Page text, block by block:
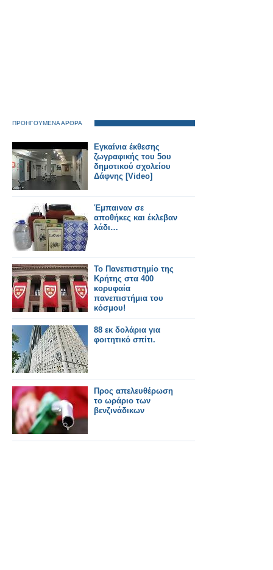
ΠΡΟΗΓΟΥΜΕΝΑ ΑΡΘΡΑ
Εγκαίνια έκθεσης
ζωγραφικής του 5ου
δημοτικού σχολείου
Δάφνης [Video]
Έμπαιναν σε
αποθήκες και έκλεβαν
λάδι…
Το Πανεπιστημίο της
Κρήτης στα 400
κορυφαία
πανεπιστήμια του
κόσμου!
88 εκ δολάρια για
φοιτητικό σπίτι.
Προς απελευθέρωση
το ωράριο των
βενζινάδικων